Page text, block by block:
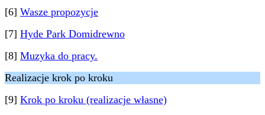
[6] Wasze propozycje
[7] Hyde Park Domidrewno
[8] Muzyka do pracy.
Realizacje krok po kroku
[9] Krok po kroku (realizacje własne)